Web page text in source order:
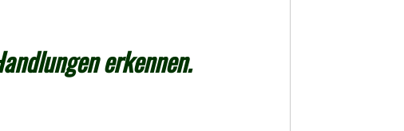
erkennen.